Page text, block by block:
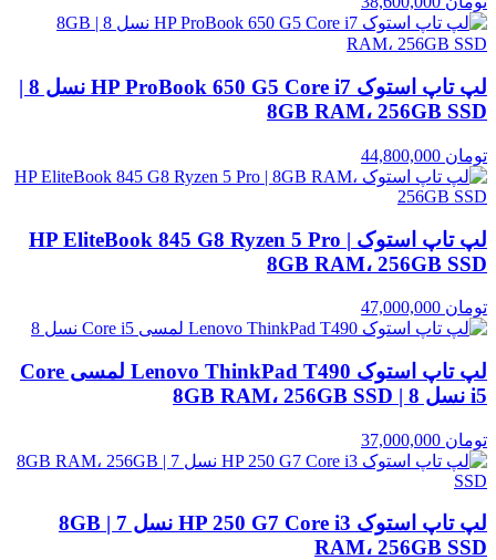
لپ تاپ استوک HP ProBook 650 G5 Core i7 نسل 8 |
8GB RAM، 256GB SSD
تومان
لپ تاپ استوک HP EliteBook 845 G8 Ryzen 5 Pro |
8GB RAM، 256GB SSD
تومان
لپ تاپ استوک Lenovo ThinkPad T490 لمسی Core
i5 نسل 8 | 8GB RAM، 256GB SSD
تومان
لپ تاپ استوک HP 250 G7 Core i3 نسل 7 | 8GB
RAM، 256GB SSD